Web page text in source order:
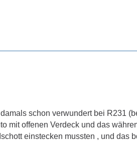
schon verwundert bei R231
mit offenen Verdeck und das
einstecken mussten , und das